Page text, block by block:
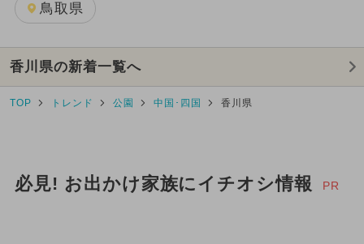
鳥取県
香川県の新着一覧へ
TOP トレンド 公園 中国･四国 香川県
必見! お出かけ家族にイチオシ情報 PR